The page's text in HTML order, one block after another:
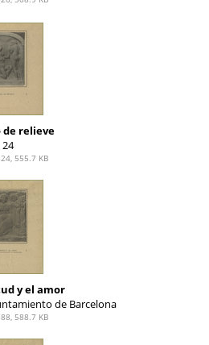
de relieve
24
555.7 KB
y el amor
de Barcelona
588.7 KB